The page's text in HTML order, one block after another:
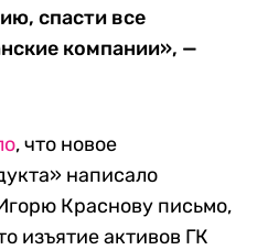
спасти все
компании», —
, что новое
написало
Краснову письмо,
изъятие активов ГК